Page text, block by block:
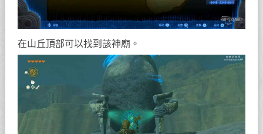
在山丘頂部可以找到該神廟。